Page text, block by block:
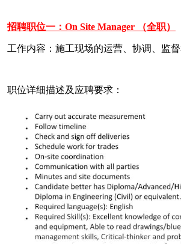
招聘职位一：On Site Manager （全职）
工作内容：施工现场的运营、协调、监督
职位详细描述及应聘要求：